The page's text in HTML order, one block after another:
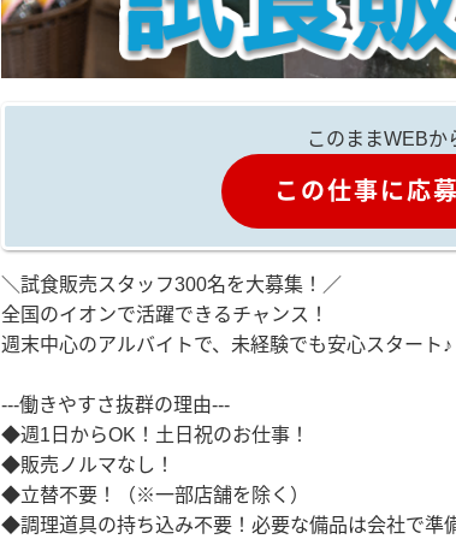
このままWEBか
この仕事に応
＼試食販売スタッフ300名を大募集！／
全国のイオンで活躍できるチャンス！
週末中心のアルバイトで、未経験でも安心スタート♪
---働きやすさ抜群の理由---
◆週1日からOK！土日祝のお仕事！
◆販売ノルマなし！
◆立替不要！（※一部店舗を除く）
◆調理道具の持ち込み不要！必要な備品は会社で準